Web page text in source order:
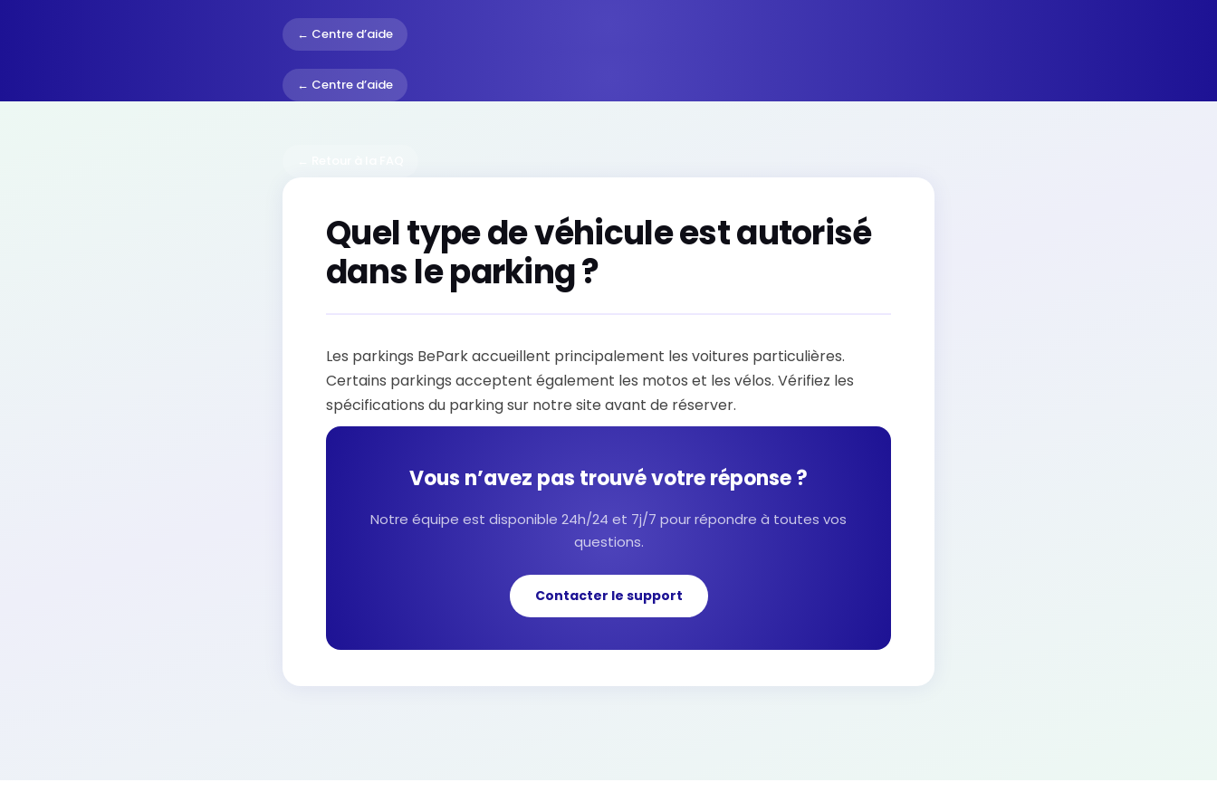
← Centre d’aide
← Centre d’aide
Quel type de véhicule est autorisé
dans le parking ?
Les parkings BePark accueillent principalement les voitures particulières.
Certains parkings acceptent également les motos et les vélos. Vérifiez les
spécifications du parking sur notre site avant de réserver.
Vous n’avez pas trouvé votre réponse ?
Notre équipe est disponible 24h/24 et 7j/7 pour répondre à toutes vos
questions.
Contacter le support